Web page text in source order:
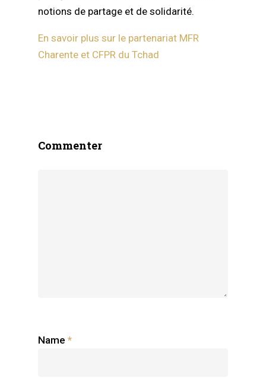
notions de partage et de solidarité.
En savoir plus sur le partenariat MFR
Charente et CFPR du Tchad
Commenter
Name *